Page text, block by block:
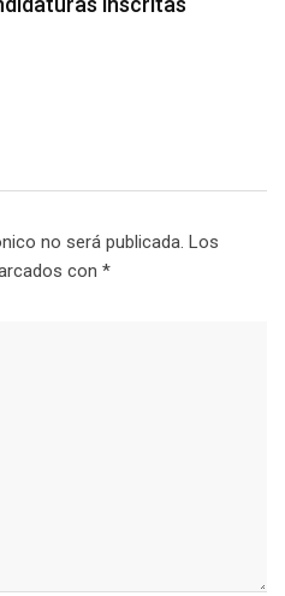
no será publicada. Los
con *